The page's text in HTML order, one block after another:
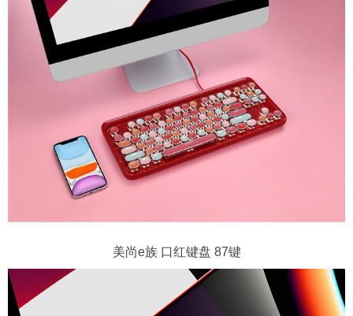
美尚e族 口红键盘 87键